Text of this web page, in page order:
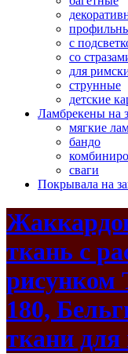
с
со
для
струнные
детские
Ламбрекены на
мягкие
бандо
сваги
Покрывала на
ткань с
рисунком
180,
ткани